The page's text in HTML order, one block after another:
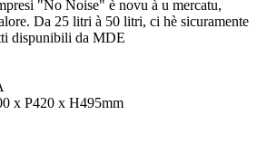
"No Noise" è novu à u mercatu,
Da 25 litri à 50 litri, ci hè sicuramente
dispunibili da MDE
x P420 x H495mm